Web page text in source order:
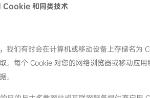
Cookie 和同类技术
我们有时会在计算机或移动设备上存储名为
。每个 Cookie 对您的网络浏览器或移动应
。